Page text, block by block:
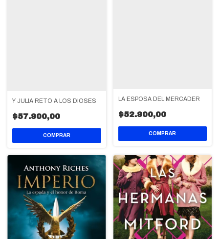
Y JULIA RETÓ A LOS DIOSES
$57.900,00
LA ESPOSA DEL MERCADER
$52.900,00